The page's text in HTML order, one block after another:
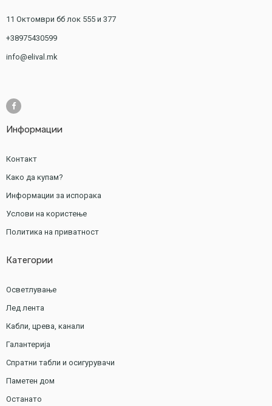
11 Октомври бб лок 555 и 377
+38975430599
info@elival.mk
Информации
Контакт
Како да купам?
Информации за испорака
Услови на користење
Политика на приватност
Категории
Осветлување
Лед лента
Кабли, црева, канали
Галантерија
Спратни табли и осигурувачи
Паметен дом
Останато